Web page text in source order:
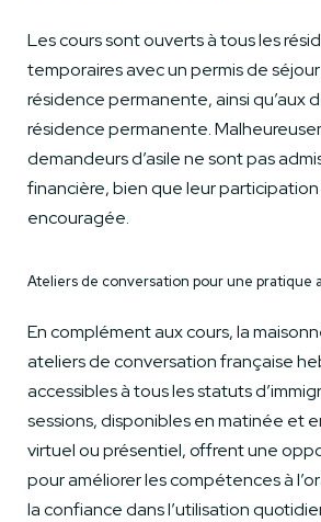
Les cours sont ouverts à tous les
temporaires avec un permis de
résidence permanente, ainsi qu’aux
résidence permanente.
demandeurs d’asile ne sont pas
financière, bien que leur participation
encouragée.
Ateliers de conversation pour une pratique
En complément aux cours, la
ateliers de conversation française
accessibles à tous les statuts
sessions, disponibles en matinée et
virtuel ou présentiel, offrent une
pour améliorer les compétences à
la confiance dans l’utilisation